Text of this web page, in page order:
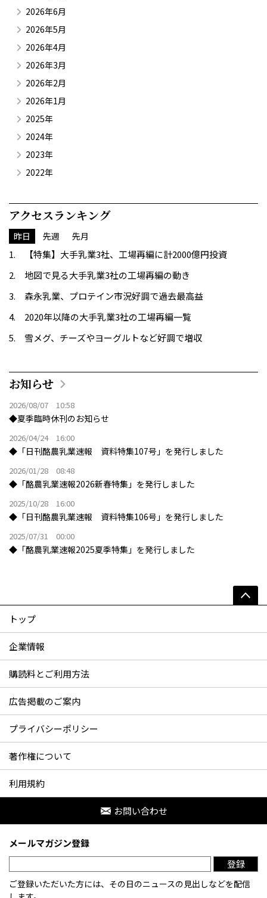
2026年6月
2026年5月
2026年4月
2026年3月
2026年2月
2026年1月
2025年
2024年
2023年
2022年
アクセスランキング
昨日 先週 先月
【特集】大手乳業3社、工場再編に計2000億円投資
地図で見る大手乳業3社の工場再編の動き
森永乳業、プロテイン市況好調で過去最高益
2020年以降の大手乳業3社の工場再編一覧
雪メグ、チーズやヨーグルトなど好調で増収
お知らせ
2026/08/07 10:58
◆夏季臨時休刊のお知らせ
2026/04/24 16:00
◆「日刊酪農乳業速報 資料特集107号」を発行しました
2026/01/28 08:48
◆「酪農乳業速報2026新春特集」を発行しました
2025/10/28 16:00
◆「日刊酪農乳業速報 資料特集106号」を発行しました
2025/07/31 00:00
◆「酪農乳業速報2025夏季特集」を発行しました
トップ
企業情報
購読料とご利用方法
広告掲載のご案内
プライバシーポリシー
著作権について
利用規約
お問い合わせ
メールマガジン登録
登録
ご登録いただいた方には、その日のニュースの見出しなどを配信